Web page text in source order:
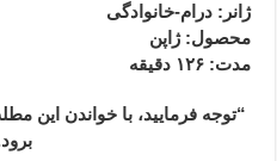
ژانر : درام-خانوادگی
محصول: ژاپن
مدت: ۱۲۶ دقیقه
“توجه فرمایید،‌ با خواندن این